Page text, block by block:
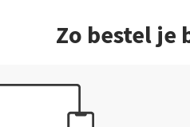
Zo bestel je